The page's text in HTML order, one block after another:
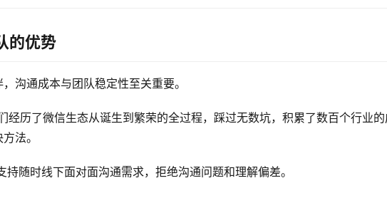
的优势
沟通成本与团队稳定性至关重要。
经历了微信生态从诞生到繁荣的全过程，踩过无数坑，积累了数百个行业
法。
持随时线下面对面沟通需求，拒绝沟通问题和理解偏差。